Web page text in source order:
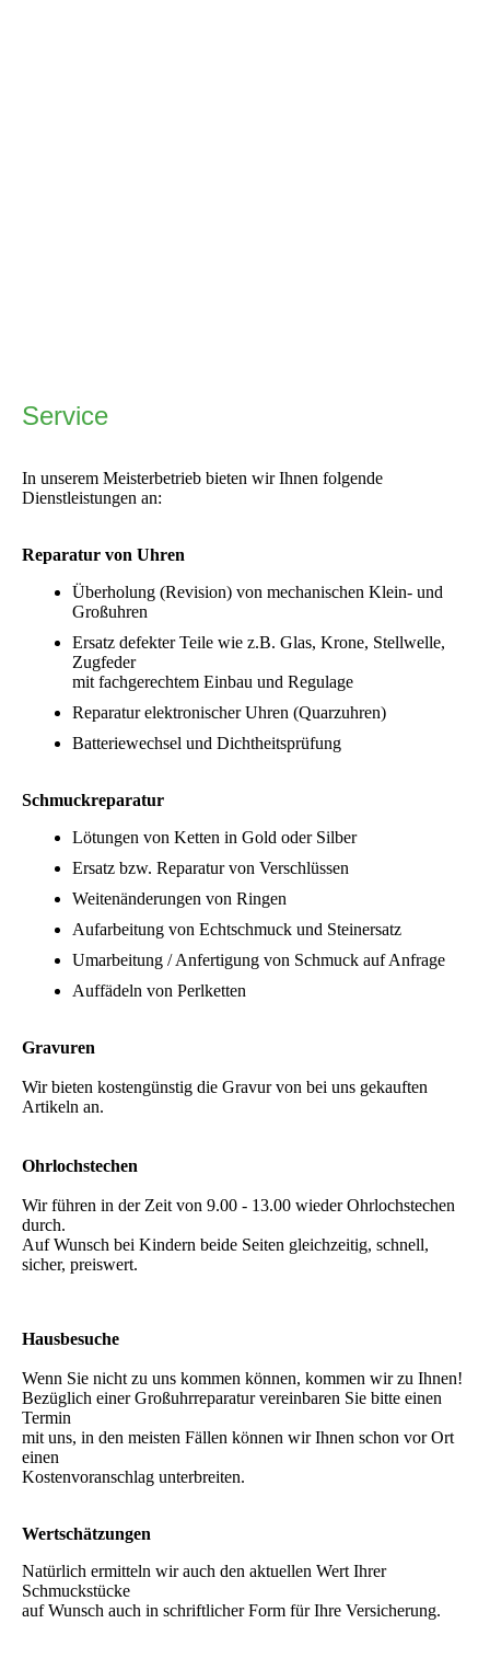
Service
In unserem Meisterbetrieb bieten wir Ihnen folgende
Dienstleistungen an:
Reparatur von Uhren
Überholung (Revision) von mechanischen Klein- und
Großuhren
Ersatz defekter Teile wie z.B. Glas, Krone, Stellwelle,
Zugfeder
mit fachgerechtem Einbau und Regulage
Reparatur elektronischer Uhren (Quarzuhren)
Batteriewechsel und Dichtheitsprüfung
Schmuckreparatur
Lötungen von Ketten in Gold oder Silber
Ersatz bzw. Reparatur von Verschlüssen
Weitenänderungen von Ringen
Aufarbeitung von Echtschmuck und Steinersatz
Umarbeitung / Anfertigung von Schmuck auf Anfrage
Auffädeln von Perlketten
Gravuren
Wir bieten kostengünstig die Gravur von bei uns gekauften
Artikeln an.
Ohrlochstechen
Wir führen in der Zeit von 9.00 - 13.00 wieder Ohrlochstechen
durch.
Auf Wunsch bei Kindern beide Seiten gleichzeitig, schnell,
sicher, preiswert.
Hausbesuche
Wenn Sie nicht zu uns kommen können, kommen wir zu Ihnen!
Bezüglich einer Großuhrreparatur vereinbaren Sie bitte einen
Termin
mit uns, in den meisten Fällen können wir Ihnen schon vor Ort
einen
Kostenvoranschlag unterbreiten.
Wertschätzungen
Natürlich ermitteln wir auch den aktuellen Wert Ihrer
Schmuckstücke
auf Wunsch auch in schriftlicher Form für Ihre Versicherung.